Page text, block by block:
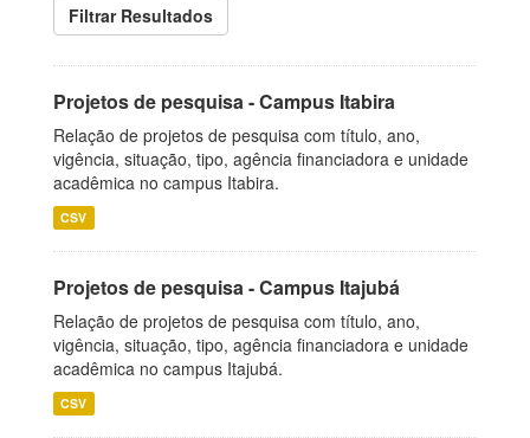
Filtrar Resultados
Projetos de pesquisa - Campus Itabira
Relação de projetos de pesquisa com título, ano,
vigência, situação, tipo, agência financiadora e unidade
acadêmica no campus Itabira.
CSV
Projetos de pesquisa - Campus Itajubá
Relação de projetos de pesquisa com título, ano,
vigência, situação, tipo, agência financiadora e unidade
acadêmica no campus Itajubá.
CSV